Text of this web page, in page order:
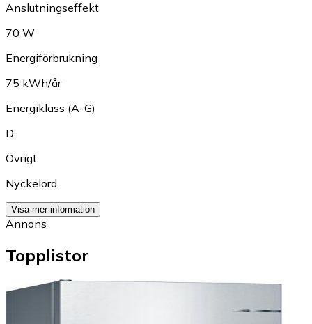
Anslutningseffekt
70 W
Energiförbrukning
75 kWh/år
Energiklass (A-G)
D
Övrigt
Nyckelord
Visa mer information
Annons
Topplistor